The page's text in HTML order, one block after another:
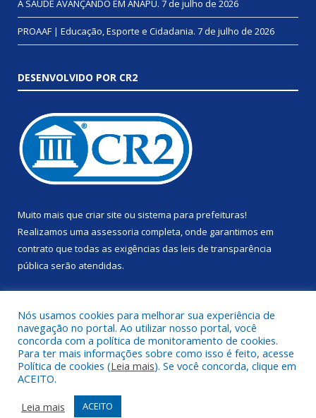
A SAÚDE AVANÇANDO EM ANAPÚ. 7 de julho de 2026
PROAAF | Educação, Esporte e Cidadania. 7 de julho de 2026
DESENVOLVIDO POR CR2
Muito mais que criar site ou sistema para prefeituras!
Realizamos uma assessoria completa, onde garantimos em
contrato que todas as exigências das leis de transparência
pública serão atendidas.
Todos os direitos reservados a Prefeitura Municipal de Anapu.
Mapa do Site
Acessar Área Administrativa
Nós usamos cookies para melhorar sua experiência de
navegação no portal. Ao utilizar nosso portal, você
concorda com a política de monitoramento de cookies.
Para ter mais informações sobre como isso é feito, acesse
Política de cookies (Leia mais). Se você concorda, clique em
ACEITO.
Leia mais
ACEITO